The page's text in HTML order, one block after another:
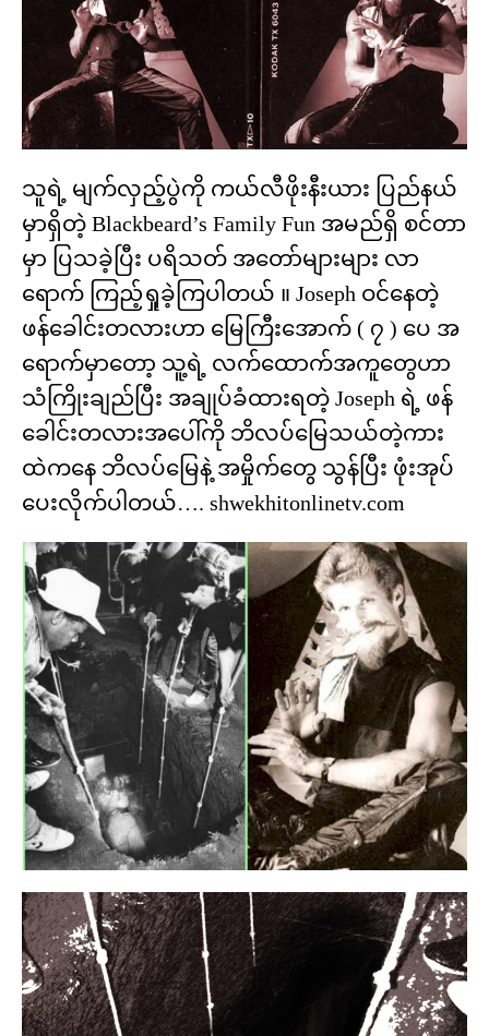
သူရဲ့ မျက်လှည့်ပွဲကို ကယ်လီဖိုးနီးယား ပြည်နယ်
မှာရှိတဲ့ Blackbeard’s Family Fun အမည်ရှိ စင်တာ
မှာ ပြသခဲ့ပြီး ပရိသတ် အတော်များများ လာ
ရောက် ကြည့်ရှုခဲ့ကြပါတယ် ။ Joseph ဝင်နေတဲ့
ဖန်ခေါင်းတလားဟာ မြေကြီးအောက် ( ၇ ) ပေ အ
ရောက်မှာတော့ သူ့ရဲ့ လက်ထောက်အကူတွေဟာ
သံကြိုးချည်ပြီး အချုပ်ခံထားရတဲ့ Joseph ရဲ့ ဖန်
ခေါင်းတလားအပေါ်ကို ဘိလပ်မြေသယ်တဲ့ကား
ထဲကနေ ဘိလပ်မြေနဲ့ အမှိုက်တွေ သွန်ပြီး ဖုံးအုပ်
ပေးလိုက်ပါတယ်…. shwekhitonlinetv.com